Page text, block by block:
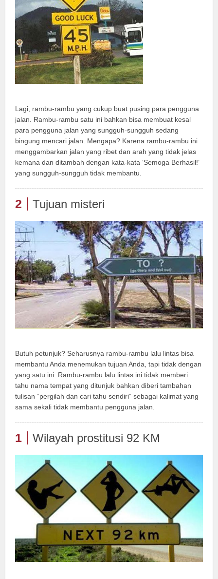
Lagi, rambu-rambu yang cukup buat pusing para pengguna
jalan. Rambu-rambu satu ini bahkan bisa membuat kesal
para pengguna jalan yang sungguh-sungguh sedang
bingung mencari jalan. Mengapa? Karena rambu-rambu ini
menggambarkan jalan yang ribet dan arah yang tidak jelas
kemana dan ditambah dengan kata-kata ‘Semoga Berhasil!’
yang sungguh-sungguh tidak membantu.
2 Tujuan misteri
Butuh petunjuk? Seharusnya rambu-rambu lalu lintas bisa
membantu Anda menemukan tujuan Anda, tapi tidak dengan
yang satu ini. Rambu-rambu lalu lintas ini tidak memberi
tahu nama tempat yang ditunjuk bahkan diberi tambahan
tulisan “pergilah dan cari tahu sendiri” sebagai kalimat yang
sama sekali tidak membantu pengguna jalan.
1 Wilayah prostitusi 92 KM